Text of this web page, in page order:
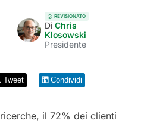
REVISIONATO
Di Chris
Klosowski
Presidente
Tweet Condividi
il 72% dei clienti